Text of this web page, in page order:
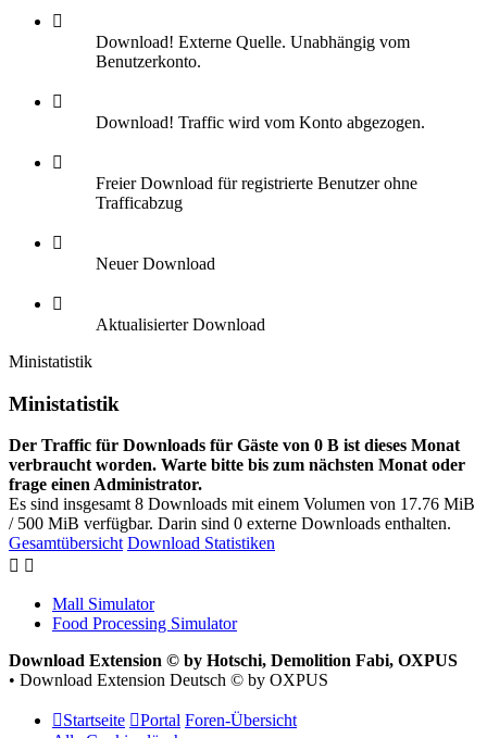
Download! Externe Quelle. Unabhängig vom
Benutzerkonto.
Download! Traffic wird vom Konto abgezogen.
Freier Download für registrierte Benutzer ohne
Trafficabzug
Neuer Download
Aktualisierter Download
Ministatistik
Ministatistik
Der Traffic für Downloads für Gäste von 0 B ist dieses Monat
verbraucht worden. Warte bitte bis zum nächsten Monat oder
frage einen Administrator.
Es sind insgesamt 8 Downloads mit einem Volumen von 17.76 MiB
/ 500 MiB verfügbar. Darin sind 0 externe Downloads enthalten.
Gesamtübersicht Download Statistiken
Mall Simulator
Food Processing Simulator
Download Extension © by Hotschi, Demolition Fabi, OXPUS
• Download Extension Deutsch © by OXPUS
Startseite Portal Foren-Übersicht